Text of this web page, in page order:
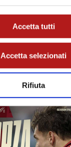
Accetta tutti
Accetta selezionati
Rifiuta